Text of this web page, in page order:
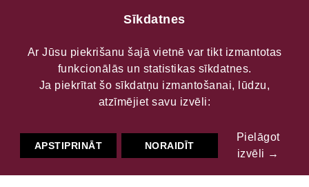
Cirstu muiža
Kultūrvēsturiskās vietas Pils, muiža
Sīkdatnes
Ar Jūsu piekrišanu šajā vietnē var tikt izmantotas
funkcionālās un statistikas sīkdatnes.
Ja piekrītat šo sīkdatņu izmantošanai, lūdzu,
atzīmējiet savu izvēli:
APSTIPRINĀT NORAIDĪT
Pielāgot
izvēli →